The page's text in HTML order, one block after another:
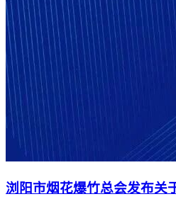
浏阳市烟花爆竹总会发布关